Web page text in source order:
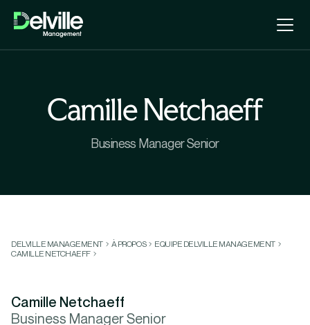
Camille Netchaeff
Business Manager Senior
DELVILLE MANAGEMENT À PROPOS
EQUIPE DELVILLE MANAGEMENT
CAMILLE NETCHAEFF
Camille Netchaeff
Business Manager Senior